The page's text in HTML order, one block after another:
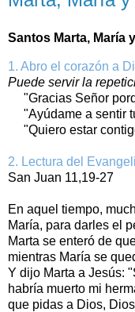
Santos Marta, María
1. Abro el corazón a
Puede servir la
"Gracias Señor
"Ayúdame a sentir
"Quiero estar
2. Lectura del
San Juan 11,19-27
En aquel tiempo,
María, para darles el
Marta se enteró de
mientras María se
Y dijo Marta a Jesús:
habría muerto mi
que pidas a Dios,